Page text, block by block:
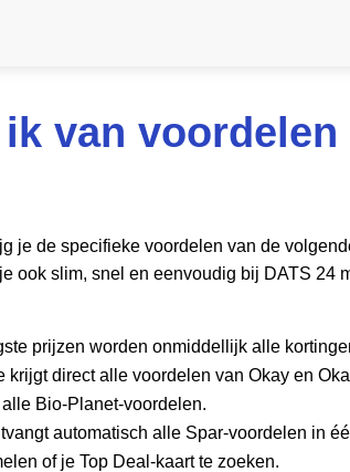
van voordelen
je de specifieke voordelen van de
ook slim, snel en eenvoudig bij DATS 24
prijzen worden onmiddellijk alle
krijgt direct alle voordelen van Okay en
Bio-Planet-voordelen.
automatisch alle Spar-voordelen in
of je Top Deal-kaart te zoeken.